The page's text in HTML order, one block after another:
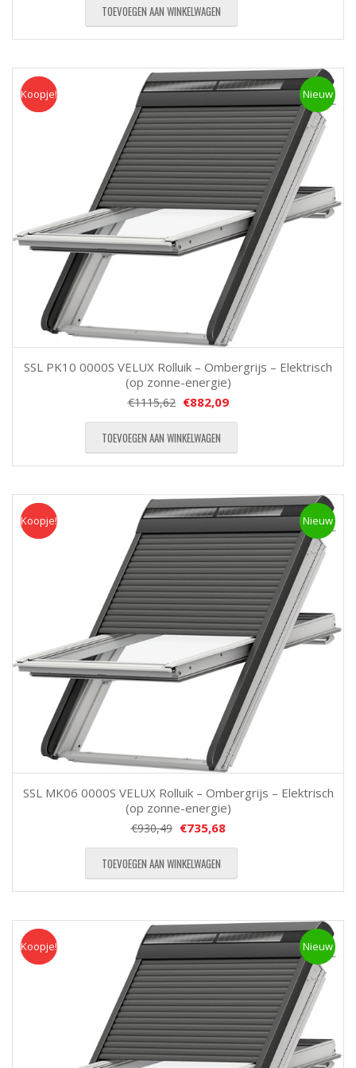
TOEVOEGEN AAN WINKELWAGEN
Koopje Nieuw
Koopje!
SSL PK10 0000S VELUX Rolluik – Ombergrijs – Elektrisch
(op zonne-energie)
€1115,62 €882,09
TOEVOEGEN AAN WINKELWAGEN
Koopje Nieuw
Koopje!
SSL MK06 0000S VELUX Rolluik – Ombergrijs – Elektrisch
(op zonne-energie)
€930,49 €735,68
TOEVOEGEN AAN WINKELWAGEN
Koopje Nieuw
Koopje!